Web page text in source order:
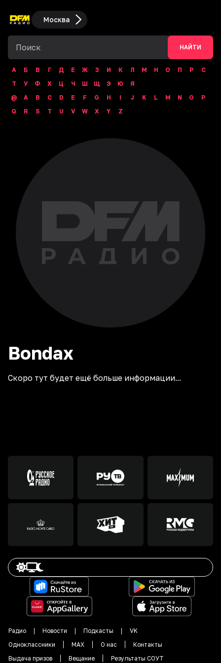
Москва
НАЙТИ
А Б В Г Д Е Ж З И К Л М Н О П Р
С
Т
У Ф Х Ц Ч Ш Щ Э Ю
Я
@
A B C D E F G H I J K L M N O
P
Q
R S T U V W X Y Z
Bondax
Скоро тут будет ещё больше информации...
Радио Новости Подкасты
VK
Одноклассники
MAX О нас
Контакты
Выдача призов
Вещание Результаты СОУТ